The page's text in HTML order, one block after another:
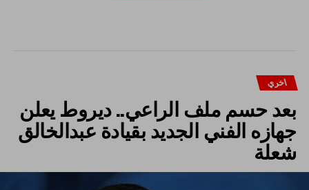
اخري
بعد حسم ملف الراعي.. ديروط يعلن
جهازه الفني الجديد بقيادة عبدالخالق
شعلة